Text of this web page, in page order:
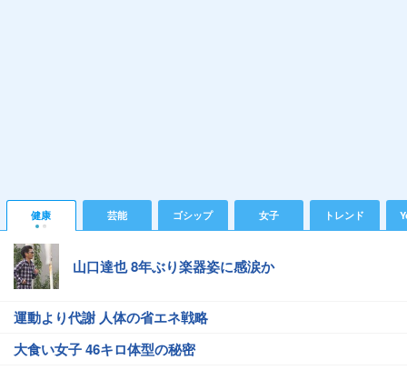
健康 芸能 ゴシップ 女子 トレンド
山口達也 8年ぶり楽器姿に感涙か
運動より代謝 人体の省エネ戦略
大食い女子 46キロ体型の秘密